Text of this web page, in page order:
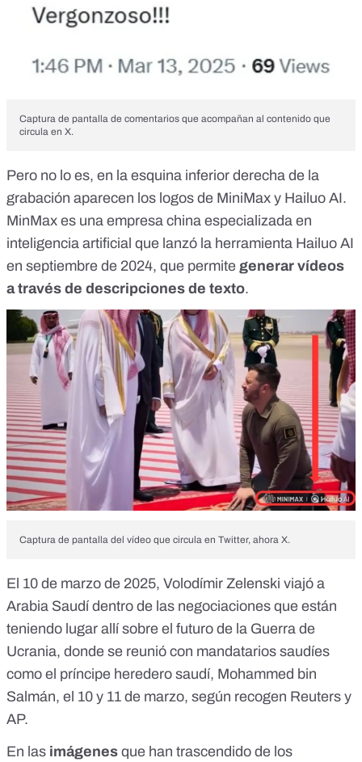
Captura de pantalla de comentarios que acompañan al contenido que
circula en X.
Pero no lo es, en la esquina inferior derecha de la
grabación aparecen los logos de MiniMax y Hailuo AI.
MinMax es una empresa china especializada en
inteligencia artificial que lanzó la herramienta Hailuo AI
en septiembre de 2024, que permite generar vídeos
a través de descripciones de texto.
Captura de pantalla del vídeo que circula en Twitter, ahora X.
El 10 de marzo de 2025, Volodímir Zelenski viajó a
Arabia Saudí dentro de las negociaciones que están
teniendo lugar allí sobre el futuro de la Guerra de
Ucrania, donde se reunió con mandatarios saudíes
como el príncipe heredero saudí, Mohammed bin
Salmán, el 10 y 11 de marzo, según recogen Reuters y
AP.
En las imágenes que han trascendido de los